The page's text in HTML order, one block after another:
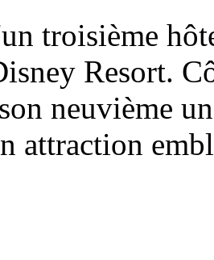
troisième
Resort.
neuvième
attraction